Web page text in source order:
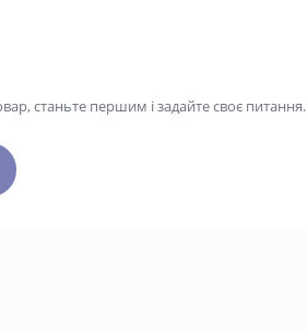
станьте першим і задайте своє питання.